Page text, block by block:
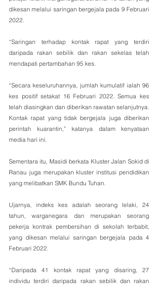
dikesan melalui saringan bergejala pada 9 Februari
2022.
“Saringan terhadap kontak rapat yang terdiri
daripada rakan sebilik dan rakan sekelas telah
mendapati pertambahan 95 kes.
“Secara keseluruhannya, jumlah kumulatif ialah 96
kes positif setakat 16 Februari 2022. Semua kes
telah diasingkan dan diberikan rawatan selanjutnya.
Kontak rapat yang tidak bergejala juga diberikan
perintah kuarantin,” katanya dalam kenyataan
media hari ini.
Sementara itu, Masidi berkata Kluster Jalan Sokid di
Ranau juga merupakan kluster institusi pendidikan
yang melibatkan SMK Bundu Tuhan.
Ujarnya, indeks kes adalah seorang lelaki, 24
tahun, warganegara dan merupakan seorang
pekerja kontrak pembersihan di sekolah terbabit,
yang dikesan melalui saringan bergejala pada 4
Februari 2022.
“Daripada 41 kontak rapat yang disaring, 27
individu terdiri daripada rakan sebilik dan rakan